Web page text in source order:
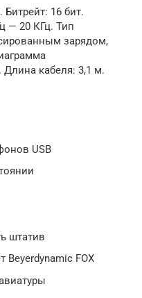
Битрейт: 16 бит.
— 20 КГц. Тип
зарядом,
Длина кабеля: 3,1 м.
USB
штатив
Beyerdynamic FOX